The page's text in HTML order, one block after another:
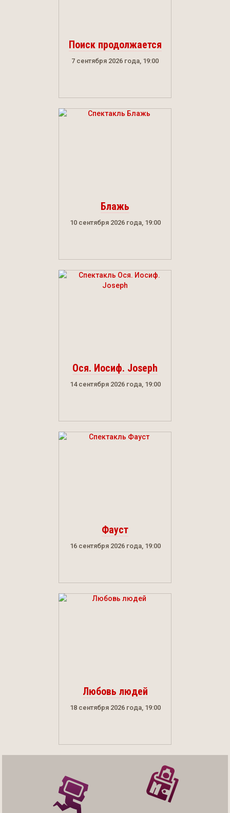
Поиск продолжается
7 сентября 2026 года, 19:00
Блажь
10 сентября 2026 года, 19:00
Ося. Иосиф. Joseph
14 сентября 2026 года, 19:00
Фауст
16 сентября 2026 года, 19:00
Любовь людей
18 сентября 2026 года, 19:00